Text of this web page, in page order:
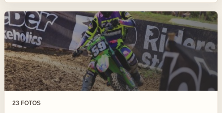
23 FOTOS